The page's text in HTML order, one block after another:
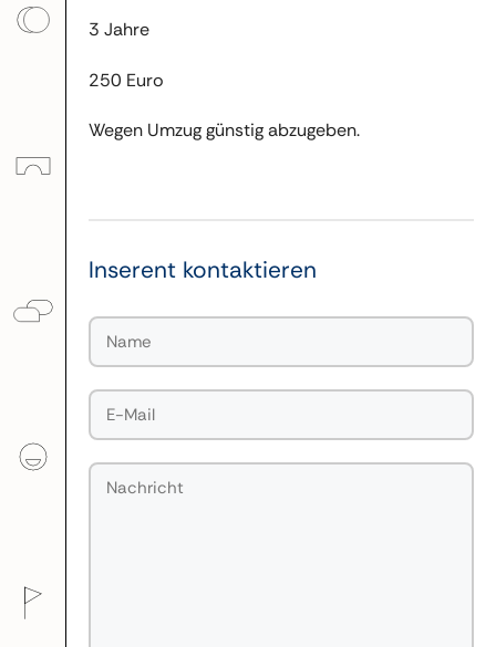
3 Jahre
250 Euro
Wegen Umzug günstig abzugeben.
Inserent kontaktieren